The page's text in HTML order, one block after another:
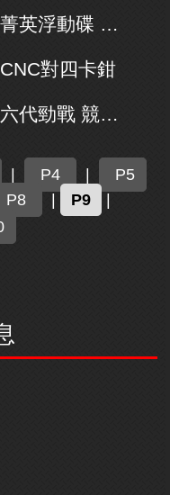
N-23 菁英浮動碟 KRV 270 mm
對四卡鉗
N-23 六代勁戰 競技型全浮動碟 245mm
P4
P5
P8 P9